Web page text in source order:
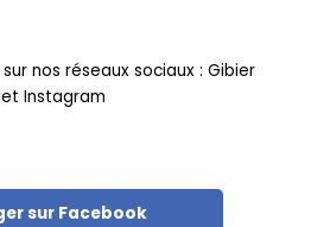
nos réseaux sociaux : Gibier
Instagram
sur Facebook